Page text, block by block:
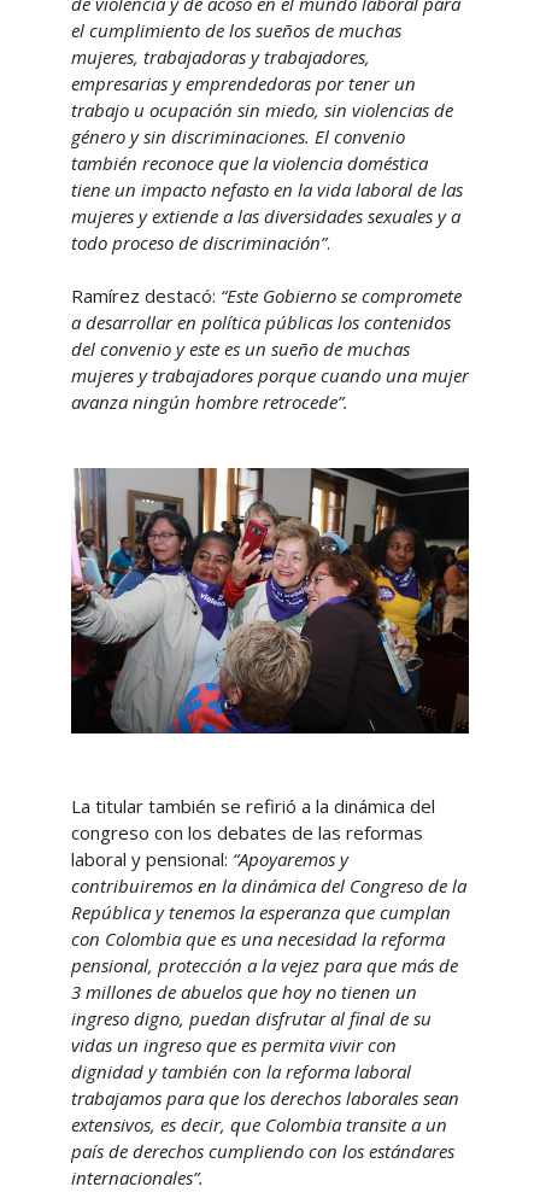
el cumplimiento de los sueños de muchas
mujeres, trabajadoras y trabajadores,
empresarias y emprendedoras por tener un
trabajo u ocupación sin miedo, sin violencias de
género y sin discriminaciones. El convenio
también reconoce que la violencia doméstica
tiene un impacto nefasto en la vida laboral de las
mujeres y extiende a las diversidades sexuales y a
todo proceso de discriminación”.
Ramírez destacó: “Este Gobierno se compromete
a desarrollar en política públicas los contenidos
del convenio y este es un sueño de muchas
mujeres y trabajadores porque cuando una mujer
avanza ningún hombre retrocede”.
La titular también se refirió a la dinámica del
congreso con los debates de las reformas
laboral y pensional: “Apoyaremos y
contribuiremos en la dinámica del Congreso de la
República y tenemos la esperanza que cumplan
con Colombia que es una necesidad la reforma
pensional, protección a la vejez para que más de
3 millones de abuelos que hoy no tienen un
ingreso digno, puedan disfrutar al final de su
vidas un ingreso que es permita vivir con
dignidad y también con la reforma laboral
trabajamos para que los derechos laborales sean
extensivos, es decir, que Colombia transite a un
país de derechos cumpliendo con los estándares
internacionales”.